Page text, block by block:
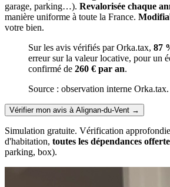
garage, parking…). Revalorisée chaque
manière uniforme à toute la France.
votre bien.
Sur les avis vérifiés par Orka.tax, 87
erreur sur la valeur locative, pour un
confirmé de 260 € par an.
Source : observation interne Orka.tax.
Vérifier mon avis à Alignan-du-Vent →
Simulation gratuite. Vérification approfondie
d'habitation, toutes les dépendances
parking, box).